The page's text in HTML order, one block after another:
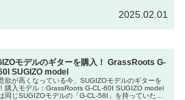
2025.02.01
モデルのギターを購入！ GrassRoots G-
SUGIZO model
欲が高くなっている今、SUGIZOモデルのギターを
購入モデル：GrassRoots G-CL-60I SUGIZO model
同じSUGIZOモデルの「G-CL-58I」を持っていたの